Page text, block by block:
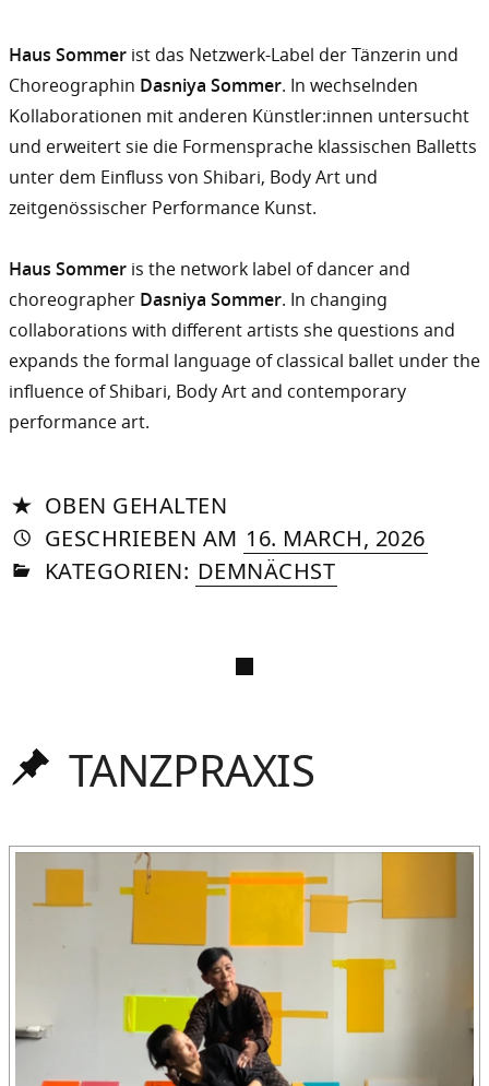
Oben
gehalten
Haus Sommer ist das Netzwerk-Label der Tänzerin und
Choreographin Dasniya Sommer. In wechselnden
Kollaborationen mit anderen Künstler:innen untersucht
und erweitert sie die Formensprache klassischen Balletts
unter dem Einfluss von Shibari, Body Art und
zeitgenössischer Performance Kunst.
Haus Sommer is the network label of dancer and
choreographer Dasniya Sommer. In changing
collaborations with different artists she questions and
expands the formal language of classical ballet under the
influence of Shibari, Body Art and contemporary
performance art.
OBEN GEHALTEN
GESCHRIEBEN VON
AUTORIN
DASNIYA
SOMMER
AM 16. MARCH, 2026»16.
IN
KATEGORIEN: DEMNÄCHST
Oben
gehaltenTANZPRAXIS